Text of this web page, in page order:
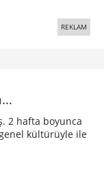
REKLAM
2 hafta boyunca
genel kültürüyle ile